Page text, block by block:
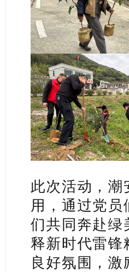
此次活动，
用，通过党
们共同奔赴绿
释新时代雷锋
良好氛围，